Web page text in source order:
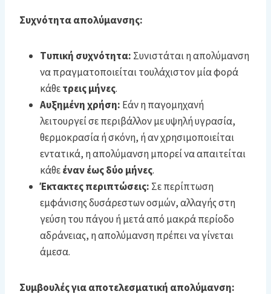
Συχνότητα απολύμανσης:
Τυπική συχνότητα: Συνιστάται η απολύμανση
να πραγματοποιείται τουλάχιστον μία φορά
κάθετρεις μήνες.
Αυξημένη χρήση: Εάν η παγομηχανή
λειτουργεί σε περιβάλλον με υψηλή υγρασία,
θερμοκρασία ή σκόνη, ή αν χρησιμοποιείται
εντατικά, η απολύμανση μπορεί να απαιτείται
κάθεέναν έως δύο μήνες.
Έκτακτες περιπτώσεις: Σε περίπτωση
εμφάνισης δυσάρεστων οσμών, αλλαγής στη
γεύση του πάγου ή μετά από μακρά περίοδο
αδράνειας, η απολύμανση πρέπει να γίνεται
άμεσα.
Συμβουλές για αποτελεσματική απολύμανση: